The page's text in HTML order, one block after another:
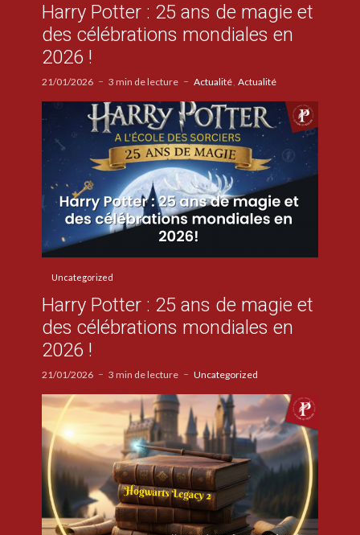
Harry Potter : 25 ans de magie et
des célébrations mondiales en
2026 !
21/01/2026 3 min de lecture Actualité Actualité
Uncategorized
Harry Potter : 25 ans de magie et
des célébrations mondiales en
2026 !
21/01/2026 3 min de lecture Uncategorized